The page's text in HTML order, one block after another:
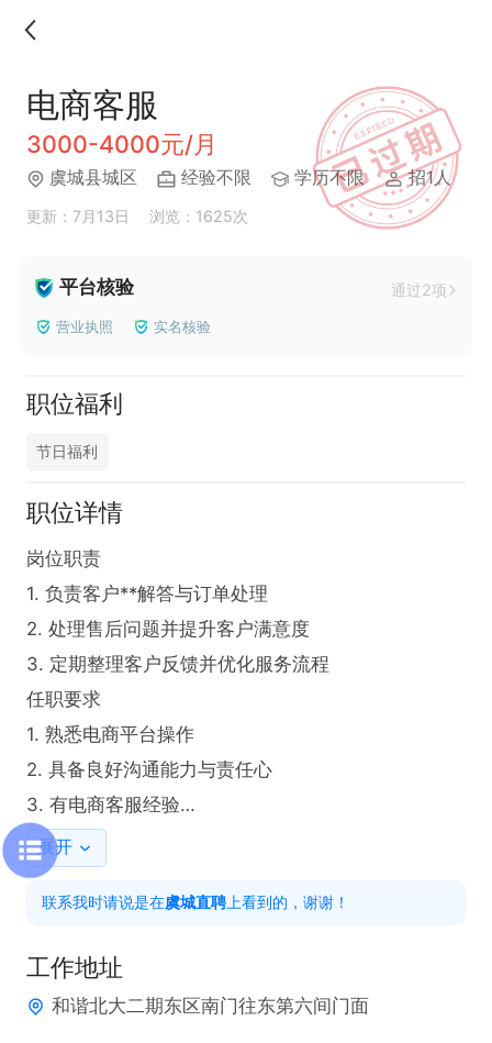
电商客服
3000-4000元/月
虞城县城区 经验不限 学历不限 招1人
更新：7月13日 浏览：1625次
平台核验 通过2项
营业执照 实名核验
职位福利
节日福利
职位详情
岗位职责
1. 负责客户**解答与订单处理
2. 处理售后问题并提升客户满意度
3. 定期整理客户反馈并优化服务流程
任职要求
1. 熟悉电商平台操作
2. 具备良好沟通能力与责任心
3. 有电商客服经验
薪资待遇：3000-4000
展开
联系我时请说是在虞城直聘 上看到的，谢谢！
工作地址
和谐北大二期东区南门往东第六间门面